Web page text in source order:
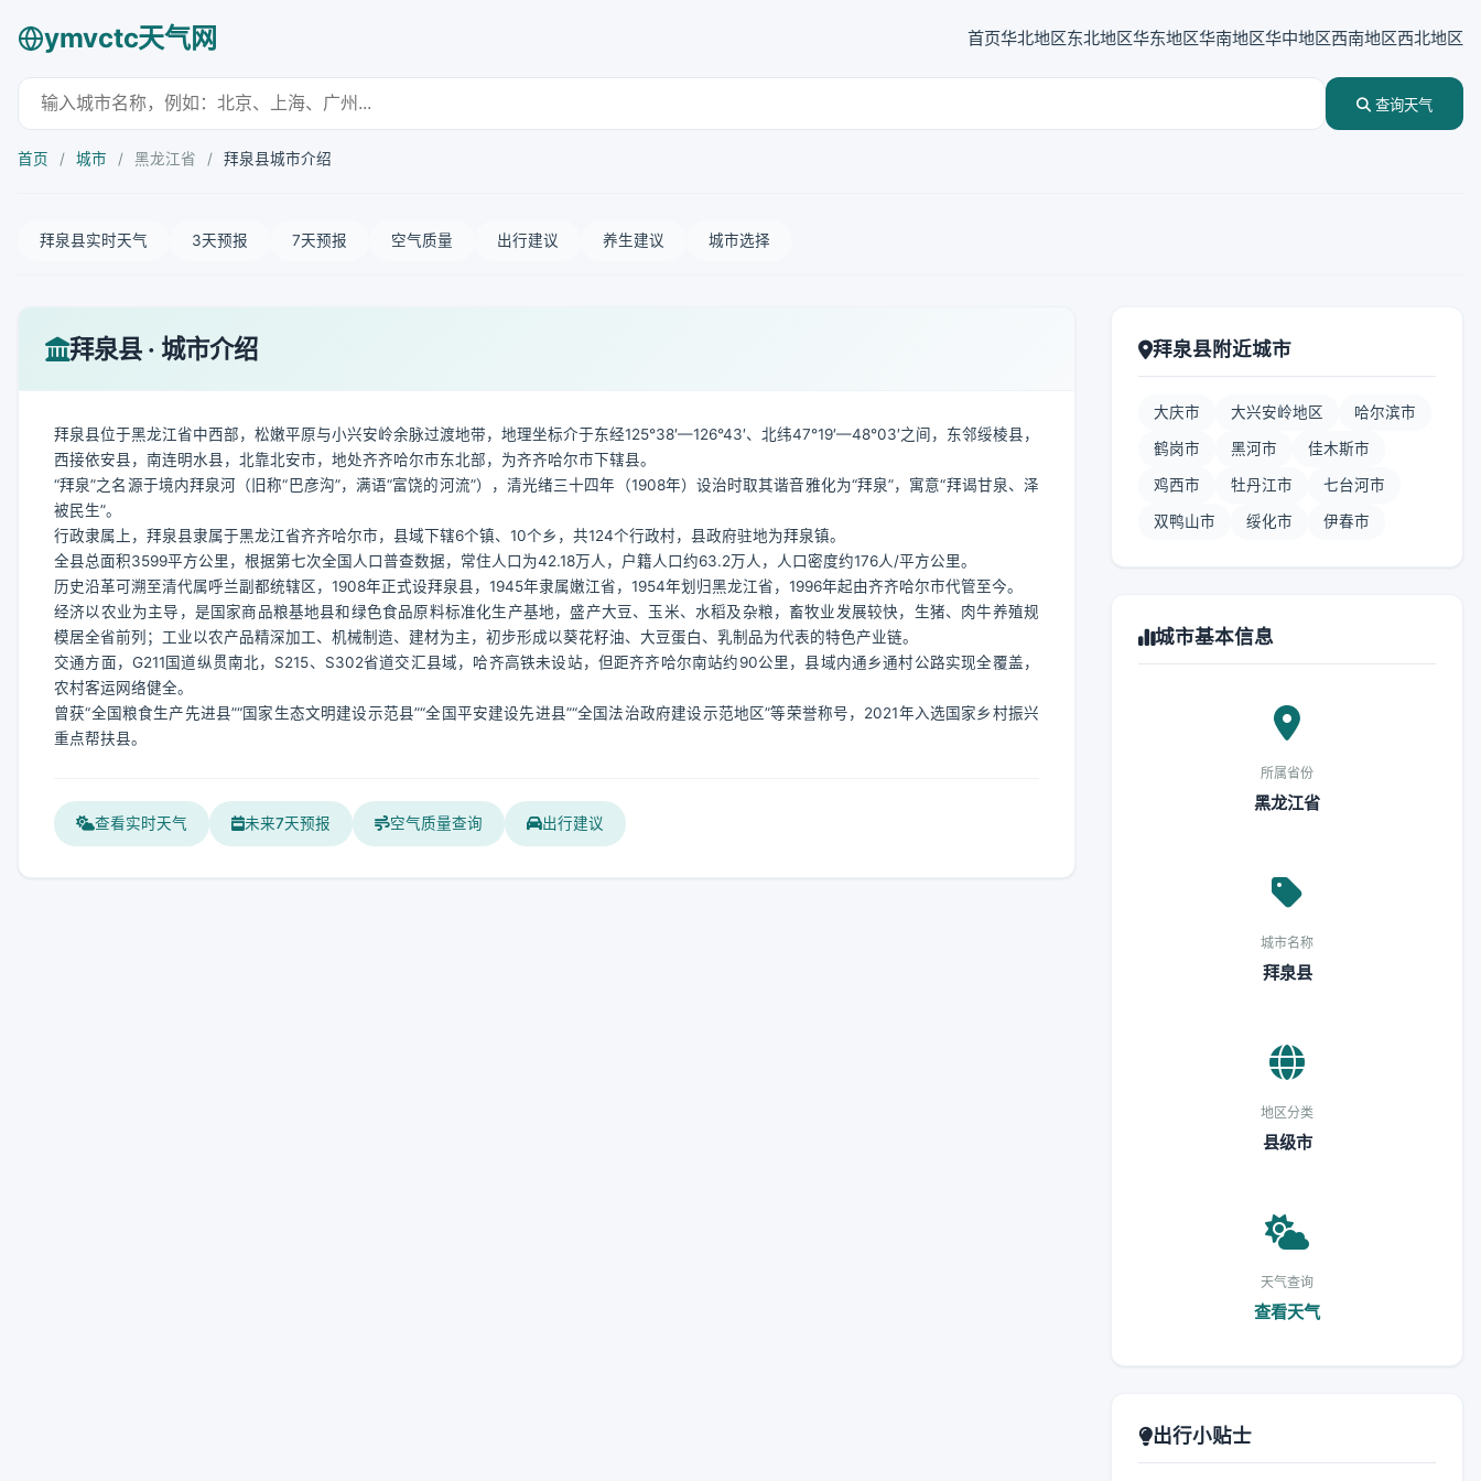
ymvctc天气网 首页华北地区东北地区华东地区华南地区华中地区西南地区西北地区
查询天气
首页 / 城市 / 黑龙江省 / 拜泉县城市介绍
拜泉县实时天气 3天预报 7天预报 空气质量 出行建议 养生建议 城市选择
拜泉县 · 城市介绍
拜泉县位于黑龙江省中西部，松嫩平原与小兴安岭余脉过渡地带，地理坐标介于东经125°38′—126°43′、北纬47°19′—48°03′之间，东邻绥棱县，
西接依安县，南连明水县，北靠北安市，地处齐齐哈尔市东北部，为齐齐哈尔市下辖县。
“拜泉”之名源于境内拜泉河（旧称“巴彦沟”，满语“富饶的河流”），清光绪三十四年（1908年）设治时取其谐音雅化为“拜泉”，寓意“拜谒甘泉、泽
被民生”。
行政隶属上，拜泉县隶属于黑龙江省齐齐哈尔市，县域下辖6个镇、10个乡，共124个行政村，县政府驻地为拜泉镇。
全县总面积3599平方公里，根据第七次全国人口普查数据，常住人口为42.18万人，户籍人口约63.2万人，人口密度约176人/平方公里。
历史沿革可溯至清代属呼兰副都统辖区，1908年正式设拜泉县，1945年隶属嫩江省，1954年划归黑龙江省，1996年起由齐齐哈尔市代管至今。
经济以农业为主导，是国家商品粮基地县和绿色食品原料标准化生产基地，盛产大豆、玉米、水稻及杂粮，畜牧业发展较快，生猪、肉牛养殖规
模居全省前列；工业以农产品精深加工、机械制造、建材为主，初步形成以葵花籽油、大豆蛋白、乳制品为代表的特色产业链。
交通方面，G211国道纵贯南北，S215、S302省道交汇县域，哈齐高铁未设站，但距齐齐哈尔南站约90公里，县域内通乡通村公路实现全覆盖，
农村客运网络健全。
曾获“全国粮食生产先进县”“国家生态文明建设示范县”“全国平安建设先进县”“全国法治政府建设示范地区”等荣誉称号，2021年入选国家乡村振兴
重点帮扶县。
查看实时天气 未来7天预报 空气质量查询 出行建议
拜泉县附近城市
大庆市 大兴安岭地区 哈尔滨市
鹤岗市 黑河市 佳木斯市
鸡西市 牡丹江市 七台河市
双鸭山市 绥化市 伊春市
城市基本信息
所属省份
黑龙江省
城市名称
拜泉县
地区分类
县级市
天气查询
查看天气
出行小贴士